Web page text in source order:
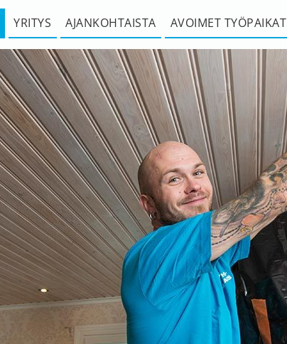
YRITYS AJANKOHTAISTA AVOIMET TYÖPAIKAT